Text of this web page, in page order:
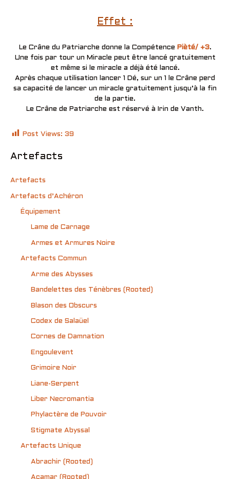
Effet :
Le Crâne du Patriarche donne la Compétence Pièté/ +3.
Une fois par tour un Miracle peut être lancé gratuitement
et même si le miracle a déjà été lancé.
Après chaque utilisation lancer 1 Dé, sur un 1 le Crâne perd
sa capacité de lancer un miracle gratuitement jusqu’à la fin
de la partie.
Le Crâne de Patriarche est réservé à Irin de Vanth.
Post Views: 39
Artefacts
Artefacts
Artefacts d’Achéron
Équipement
Lame de Carnage
Armes et Armures Noire
Artefacts Commun
Arme des Abysses
Bandelettes des Ténèbres (Rooted)
Blason des Obscurs
Codex de Salaüel
Cornes de Damnation
Engoulevent
Grimoire Noir
Liane-Serpent
Liber Necromantia
Phylactère de Pouvoir
Stigmate Abyssal
Artefacts Unique
Abrachir (Rooted)
Acamar (Rooted)